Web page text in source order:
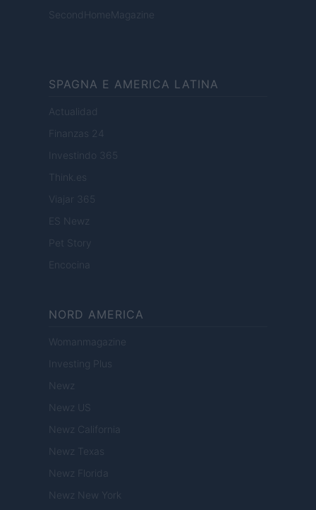
SecondHomeMagazine
SPAGNA E AMERICA LATINA
Actualidad
Finanzas 24
Investindo 365
Think.es
Viajar 365
ES Newz
Pet Story
Encocina
NORD AMERICA
Womanmagazine
Investing Plus
Newz
Newz US
Newz California
Newz Texas
Newz Florida
Newz New York